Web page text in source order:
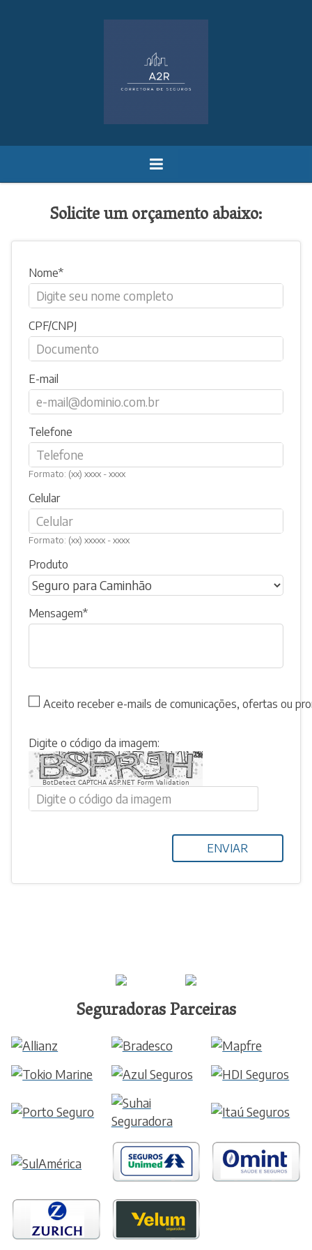
Solicite um orçamento abaixo:
Nome
CPF/CNPJ
E-mail
Telefone
Formato: (xx) xxxx - xxxx
Celular
Formato: (xx) xxxxx - xxxx
Produto
Mensagem
Aceito receber e-mails de comunicações, ofertas ou
Digite o código da imagem:
BotDetect CAPTCHA ASP.NET Form Validation
ENVIAR
Seguradoras Parceiras